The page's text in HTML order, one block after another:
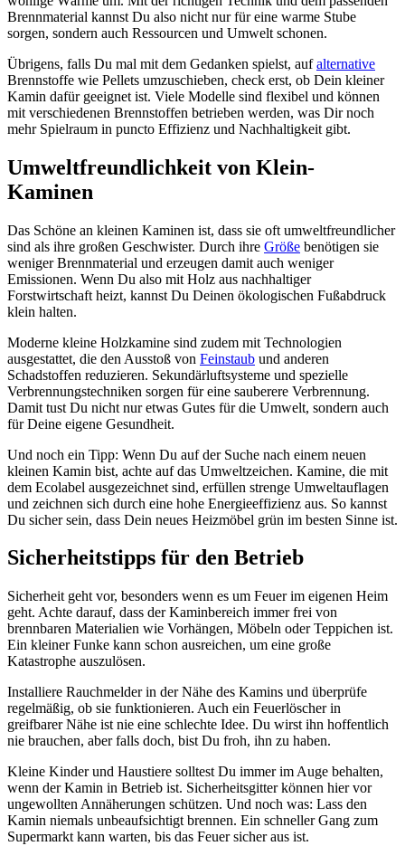
Brennmaterial kannst Du also nicht nur für eine warme Stube
sorgen, sondern auch Ressourcen und Umwelt schonen.
Übrigens, falls Du mal mit dem Gedanken spielst, aufalternative
Brennstoffe wie Pellets umzuschieben, check erst, ob Dein kleiner
Kamin dafür geeignet ist. Viele Modelle sind flexibel und können
mit verschiedenen Brennstoffen betrieben werden, was Dir noch
mehr Spielraum in puncto Effizienz und Nachhaltigkeit gibt.
Umweltfreundlichkeit von Klein-
Kaminen
Das Schöne an kleinen Kaminen ist, dass sie oft umweltfreundlicher
sind als ihre großen Geschwister. Durch ihre Größe benötigen sie
weniger Brennmaterial und erzeugen damit auch weniger
Emissionen. Wenn Du also mit Holz aus nachhaltiger
Forstwirtschaft heizt, kannst Du Deinen ökologischen Fußabdruck
klein halten.
Moderne kleine Holzkamine sind zudem mit Technologien
ausgestattet, die den Ausstoß von Feinstaub und anderen
Schadstoffen reduzieren. Sekundärluftsysteme und spezielle
Verbrennungstechniken sorgen für eine sauberere Verbrennung.
Damit tust Du nicht nur etwas Gutes für die Umwelt, sondern auch
für Deine eigene Gesundheit.
Und noch ein Tipp: Wenn Du auf der Suche nach einem neuen
kleinen Kamin bist, achte auf das Umweltzeichen. Kamine, die mit
dem Ecolabel ausgezeichnet sind, erfüllen strenge Umweltauflagen
und zeichnen sich durch eine hohe Energieeffizienz aus. So kannst
Du sicher sein, dass Dein neues Heizmöbel grün im besten Sinne ist.
Sicherheitstipps für den Betrieb
Sicherheit geht vor, besonders wenn es um Feuer im eigenen Heim
geht. Achte darauf, dass der Kaminbereich immer frei von
brennbaren Materialien wie Vorhängen, Möbeln oder Teppichen ist.
Ein kleiner Funke kann schon ausreichen, um eine große
Katastrophe auszulösen.
Installiere Rauchmelder in der Nähe des Kamins und überprüfe
regelmäßig, ob sie funktionieren. Auch ein Feuerlöscher in
greifbarer Nähe ist nie eine schlechte Idee. Du wirst ihn hoffentlich
nie brauchen, aber falls doch, bist Du froh, ihn zu haben.
Kleine Kinder und Haustiere solltest Du immer im Auge behalten,
wenn der Kamin in Betrieb ist. Sicherheitsgitter können hier vor
ungewollten Annäherungen schützen. Und noch was: Lass den
Kamin niemals unbeaufsichtigt brennen. Ein schneller Gang zum
Supermarkt kann warten, bis das Feuer sicher aus ist.